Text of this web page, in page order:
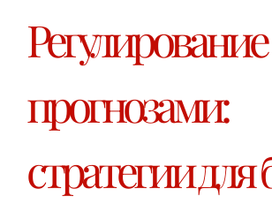
Регулирование
прогнозами:
стратегии для